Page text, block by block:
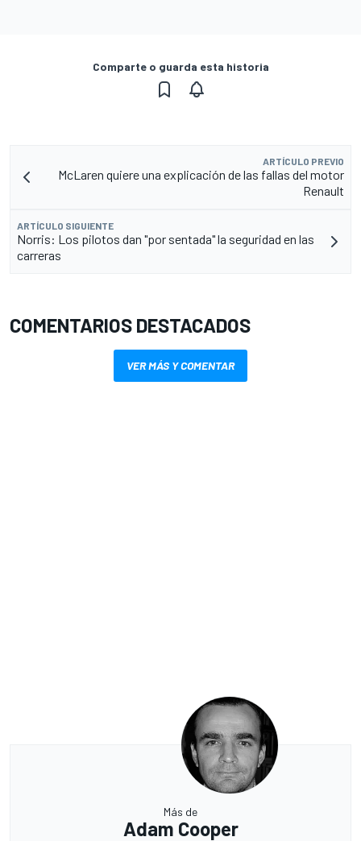
Comparte o guarda esta historia
ARTÍCULO PREVIO
McLaren quiere una explicación de las fallas del motor
Renault
ARTÍCULO SIGUIENTE
Norris: Los pilotos dan "por sentada" la seguridad en las
carreras
COMENTARIOS DESTACADOS
VER MÁS Y COMENTAR
Más de
Adam Cooper